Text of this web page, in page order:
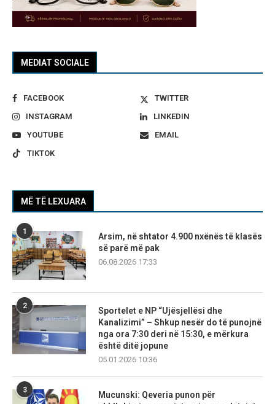
MEDIAT SOCIALE
FACEBOOK
TWITTER
INSTAGRAM
LINKEDIN
YOUTUBE
EMAIL
TIKTOK
MË TË LEXUARA
1
Arsim, në shtator 4.900 nxënës të klasës
së parë më pak
06.08.2026 17:33
2
Sportelet e NP “Ujësjellësi dhe
Kanalizimi” – Shkup nesër do të punojnë
nga ora 7:30 deri në 15:30, e mërkura
është ditë jopune
05.01.2026 10:36
3
Mucunski: Qeveria punon për